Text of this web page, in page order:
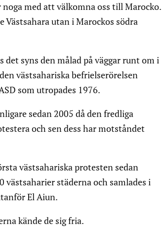
med att välkomna oss till Marocko.
utan i Marockos södra
det syns den målad på väggar runt om i
västsahariska befrielserörelsen
som utropades 1976.
sedan 2005 då den fredliga
och sen dess har motståndet
västsahariska protesten sedan
västsaharier städerna och samlades i
El Aiun.
kände de sig fria.